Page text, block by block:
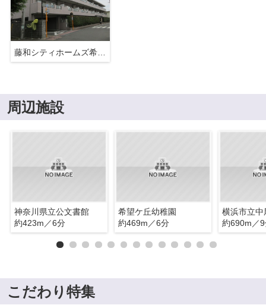
藤和シティホームズ希望ヶ丘
周辺施設
神奈川県立公文書館
約423m／6分
希望ケ丘幼稚園
約469m／6分
横浜市立中
約690m／
こだわり特集